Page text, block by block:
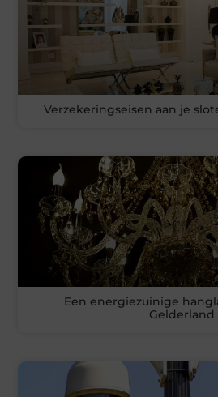
Verzekeringseisen aan je
Een energiezuinige
Gelderland